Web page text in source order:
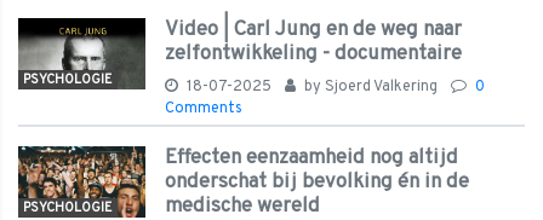
PSYCHOLOGIE
Video | Carl Jung en de weg naar
zelfontwikkeling - documentaire
18-07-2025 by Sjoerd Valkering
0
Comments
PSYCHOLOGIE
Effecten eenzaamheid nog altijd
onderschat bij bevolking én in de
medische wereld